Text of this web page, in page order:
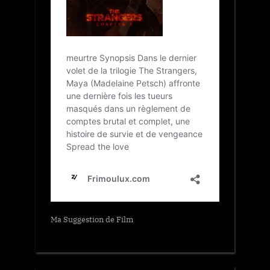
Ma Suggestion de Film